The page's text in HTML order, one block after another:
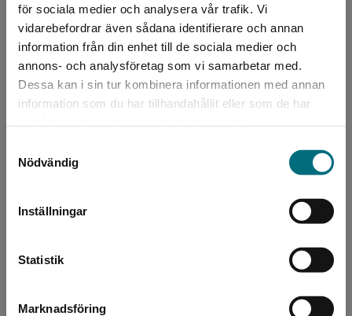
för sociala medier och analysera vår trafik. Vi
vidarebefordrar även sådana identifierare och annan
information från din enhet till de sociala medier och
annons- och analysföretag som vi samarbetar med.
Dessa kan i sin tur kombinera informationen med annan
information som du har tillhandahållit eller som de har
Nödvändig
Inställningar
Statistik
Marknadsföring
Begränsad fraktregion
Det verkar som att du besöker
nyponochviljaforlag.se via en enhet utanför
Sverige. För att kunna slutföra ett köp måste
Språk:
Svenska
Lättlästnivå:
Nivå 3
LIX:
17
9789179877286
Utgivningsår:
2022
Sidantal:
Köp- och leveransvillkor